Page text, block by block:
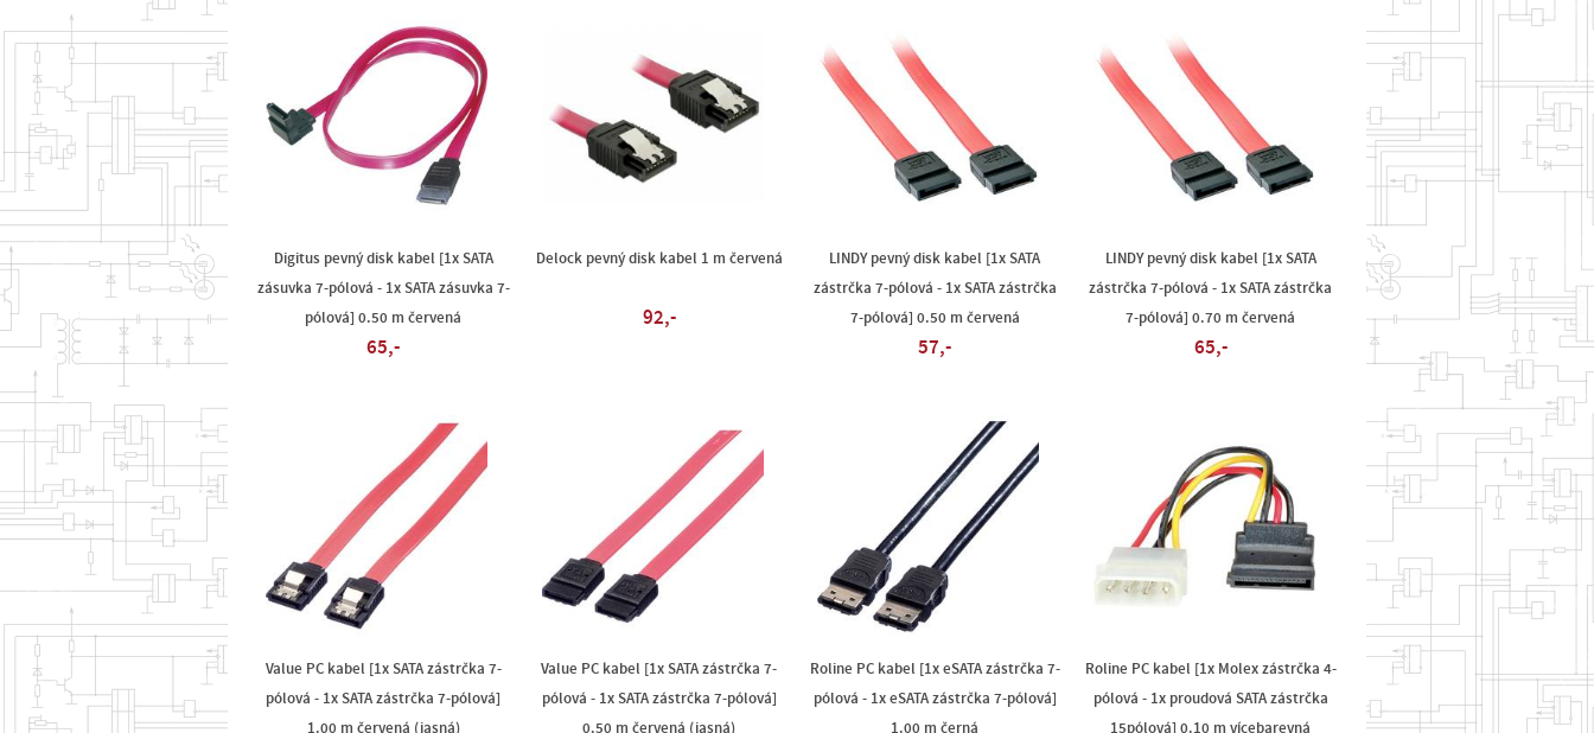
Digitus pevný disk kabel [1x SATA
zásuvka 7-pólová - 1x SATA zásuvka 7-
pólová] 0.50 m červená
65,-
Delock pevný disk kabel 1 m červená
92,-
LINDY pevný disk kabel [1x SATA
zástrčka 7-pólová - 1x SATA zástrčka
7-pólová] 0.50 m červená
57,-
LINDY pevný disk kabel [1x SATA
zástrčka 7-pólová - 1x SATA zástrčka
7-pólová] 0.70 m červená
65,-
Value PC kabel [1x SATA zástrčka 7-
pólová - 1x SATA zástrčka 7-pólová]
1.00 m červená (jasná)
Value PC kabel [1x SATA zástrčka 7-
pólová - 1x SATA zástrčka 7-pólová]
0.50 m červená (jasná)
Roline PC kabel [1x eSATA zástrčka 7-
pólová - 1x eSATA zástrčka 7-pólová]
1.00 m černá
Roline PC kabel [1x Molex zástrčka 4-
pólová - 1x proudová SATA zástrčka
15pólová] 0.10 m vícebarevná